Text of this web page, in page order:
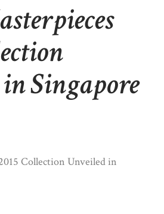
Singapore